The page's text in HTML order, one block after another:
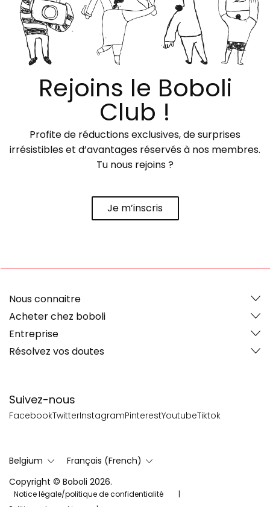
Rejoins le Boboli
Club !
Profite de réductions exclusives, de surprises
irrésistibles et d’avantages réservés à nos membres.
Tu nous rejoins ?
Je m’inscris
Suivez-nous
FacebookTwitterInstagramPinterestYoutubeTiktok
Nous connaitre
Acheter chez boboli
Entreprise
Résolvez vos doutes
Belgium
Français (French)
Copyright © Boboli 2026.
Notice légale/politique de confidentialité